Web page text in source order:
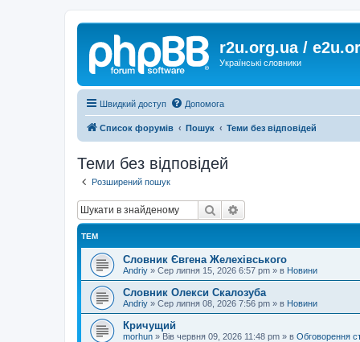
r2u.org.ua /
Українські словники
Швидкий доступ Допомога
Список форумів Пошук Теми без відповідей
Теми без відповідей
Розширений пошук
Пошук
ТЕМ
Словник Євгена Желехівського
Andriy » Сер липня 15, 2026 6:57 pm » в Новини
Словник Олекси Скалозуба
Andriy » Сер липня 08, 2026 7:56 pm » в Новини
Кричущий
morhun » Вів червня 09, 2026 11:48 pm » в Обговорення